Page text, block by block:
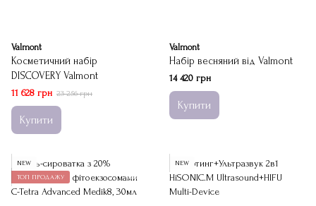
Valmont
Косметичний набір
DISCOVERY Valmont
11 628 грн 23 256 грн
Купити
Valmont
Набір весняний від Valmont
14 420 грн
Купити
NEW
ТОП ПРОДАЖУ
NEW